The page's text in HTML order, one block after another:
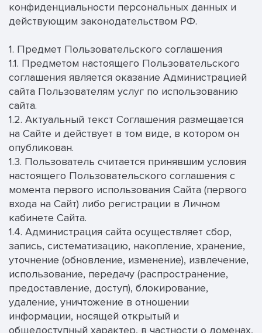
конфиденциальности персональных данных и
действующим законодательством РФ.
1. Предмет Пользовательского соглашения
1.1. Предметом настоящего Пользовательского
соглашения является оказание Администрацией
сайта Пользователям услуг по использованию
сайта.
1.2. Актуальный текст Соглашения размещается
на Сайте и действует в том виде, в котором он
опубликован.
1.3. Пользователь считается принявшим условия
настоящего Пользовательского соглашения с
момента первого использования Сайта (первого
входа на Сайт) либо регистрации в Личном
кабинете Сайта.
1.4. Администрация сайта осуществляет сбор,
запись, систематизацию, накопление, хранение,
уточнение (обновление, изменение), извлечение,
использование, передачу (распространение,
предоставление, доступ), блокирование,
удаление, уничтожение в отношении
информации, носящей открытый и
общедоступный характер, в частности о доменах,